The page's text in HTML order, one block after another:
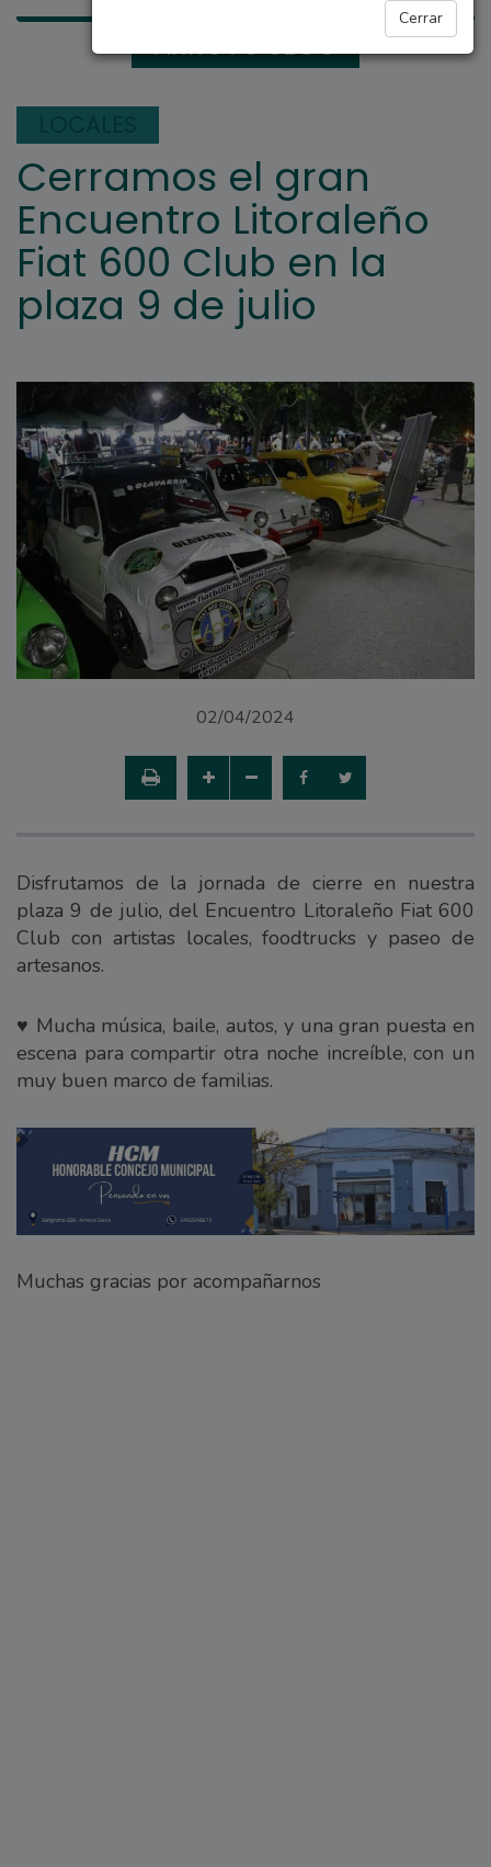
Cerrar
ARROYO SECO
Cerramos el gran
Encuentro Litoraleño
Fiat 600 Club en la
plaza 9 de julio
02/04/2024
Disfrutamos de la jornada de cierre en nuestra
plaza 9 de julio, del Encuentro Litoraleño Fiat 600
Club con artistas locales, foodtrucks y paseo de
artesanos.
♥️ Mucha música, baile, autos, y una gran puesta en
escena para compartir otra noche increíble, con un
muy buen marco de familias.
Muchas gracias por acompañarnos